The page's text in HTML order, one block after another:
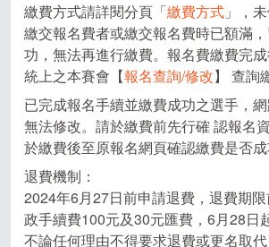
繳費方式請詳閱分頁「繳費方式 」，
繳交報名費者或繳交報名費時已額滿
功，無法再進行繳費。報名費繳費完
統上之本賽會【報名查詢/修改】 查詢
已完成報名手續並繳費成功之選手，
無法修改。請於繳費前先行確 認報名
於繳費後至原報名網頁確認繳費是否成
退費機制：
2024年6月27日前申請退費，退費期
政手續費100元及30元匯費，6月28日
不論任何理由不得要求退費或更名取